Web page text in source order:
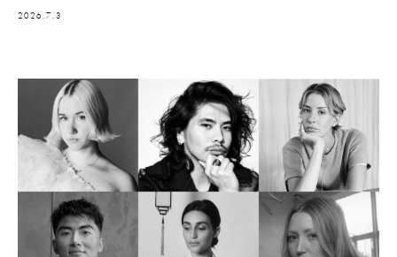
2026.7.3